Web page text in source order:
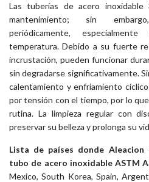
Las tuberías de acero
mantenimiento; sin
periódicamente,
temperatura. Debido a su fuerte
incrustación, pueden funcionar
sin degradarse significativamente.
calentamiento y enfriamiento
por tensión con el tiempo, por lo
rutina. La limpieza regular con
preservar su belleza y prolonga su
Lista de países donde
tubo de acero inoxidable ASTM
Mexico, South Korea, Spain,